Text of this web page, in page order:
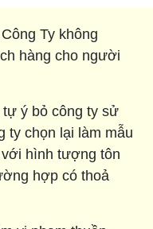
Ty không
hàng cho người
tự ý bỏ công ty sử
ty chọn lại làm mẫu
hình tượng tôn
hợp có thoả